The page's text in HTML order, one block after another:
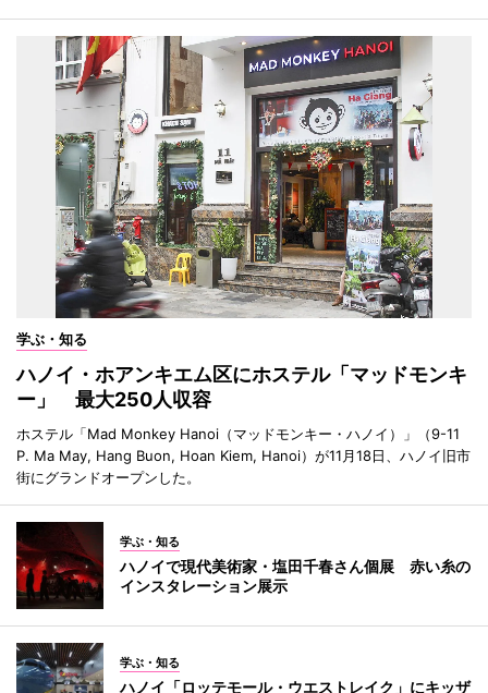
学ぶ・知る
ハノイ・ホアンキエム区にホステル「マッドモンキ
ー」 最大250人収容
ホステル「Mad Monkey Hanoi（マッドモンキー・ハノイ）」（9-11
P. Ma May, Hang Buon, Hoan Kiem, Hanoi）が11月18日、ハノイ旧市
街にグランドオープンした。
学ぶ・知る
ハノイで現代美術家・塩田千春さん個展 赤い糸の
インスタレーション展示
学ぶ・知る
ハノイ「ロッテモール・ウエストレイク」にキッザ